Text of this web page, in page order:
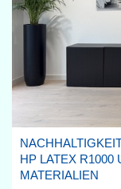
HP LATEX R1000
MATERIALIEN